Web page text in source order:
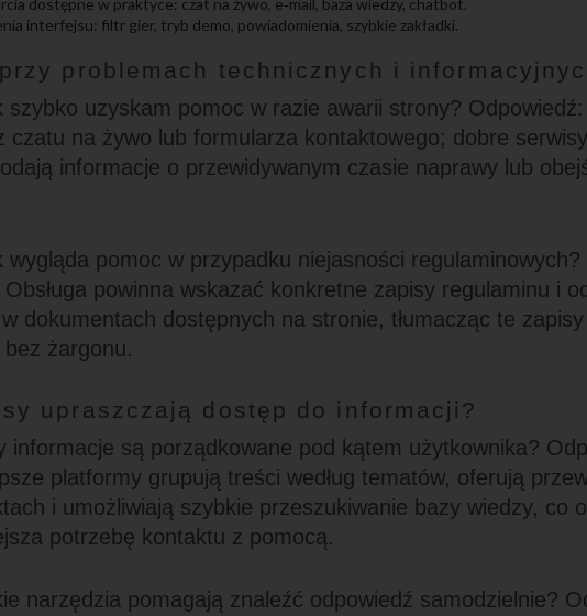
dostępne w praktyce: czat na żywo, e‑mail, baza wiedzy, chatbot.
interfejsu: filtr gier, tryb demo, powiadomienia, szybkie zakładki.
problemach technicznych i
szybko uzyskam pomoc w razie awarii strony?
czatu na żywo lub formularza kontaktowego; dobre
informacje o przewidywanym czasie naprawy lub
wygląda pomoc w przypadku niejasności regulaminowych?
powinna wskazać konkretne zapisy regulaminu i
dokumentach dostępnych na stronie, tłumacząc te
bez żargonu.
upraszczają dostęp do informacji?
informacje są porządkowane pod kątem użytkownika?
platformy grupują treści według tematów, oferują
i umożliwiają szybkie przeszukiwanie bazy wiedzy, co
potrzebę kontaktu z pomocą.
narzędzia pomagają znaleźć odpowiedź samodzielnie?